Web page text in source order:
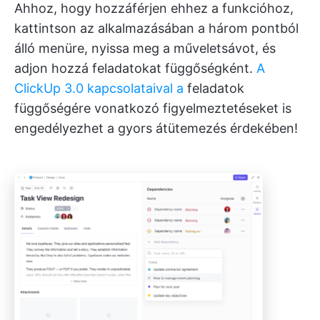
Ahhoz, hogy hozzáférjen ehhez a funkcióhoz,
kattintson az alkalmazásában a három pontból
álló menüre, nyissa meg a műveletsávot, és
adjon hozzá feladatokat függőségként. A
ClickUp 3.0 kapcsolataival a feladatok
függőségére vonatkozó figyelmeztetéseket is
engedélyezhet a gyors átütemezés érdekében!